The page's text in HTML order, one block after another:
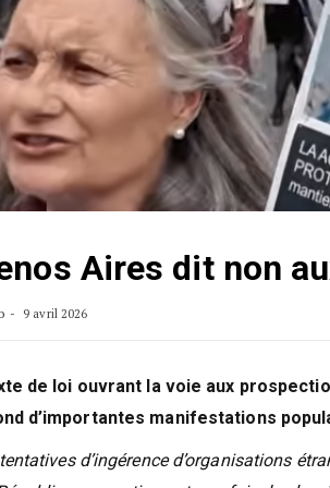
Aires dit non
9 avril 2026
de loi ouvrant la voie aux
d’importantes manifestations
d’ingérence d’organisations